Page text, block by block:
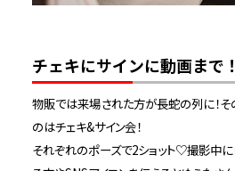
チェキにサインに動画まで
物販では来場された方が長蛇の列に！
のはチェキ&サイン会！
それぞれのポーズで2ショット♡撮影中